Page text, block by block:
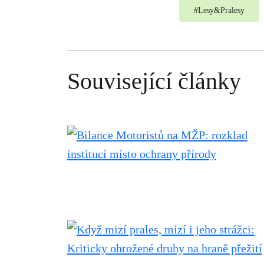
#Lesy&Pralesy
Související články